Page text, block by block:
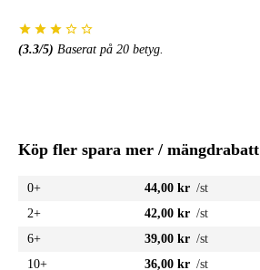
(3.3/5) Baserat på 20 betyg.
Köp fler spara mer / mängdrabatt
0+ 44,00 kr /st
2+
42,00 kr /st
6+
39,00 kr /st
10+
36,00 kr /st